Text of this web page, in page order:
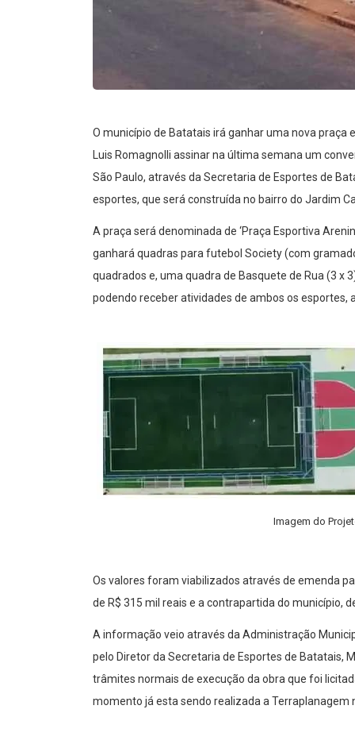
O município de Batatais irá ganhar uma nova praça
Luis Romagnolli assinar na última semana um
São Paulo, através da Secretaria de Esportes de
esportes, que será construída no bairro do Jardim
A praça será denominada de ‘Praça Esportiva
ganhará quadras para futebol Society (com
quadrados e, uma quadra de Basquete de Rua (3 x
podendo receber atividades de ambos os esportes,
Imagem do
Os valores foram viabilizados através de emenda
de R$ 315 mil reais e a contrapartida do município,
A informação veio através da Administração
pelo Diretor da Secretaria de Esportes de Batatais,
trâmites normais de execução da obra que foi
momento já esta sendo realizada a Terraplanagem